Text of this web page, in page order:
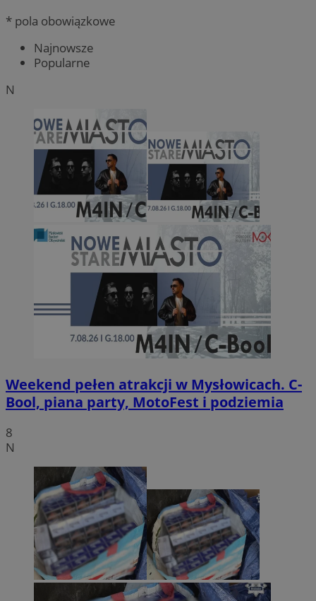
* pola obowiązkowe
Najnowsze
Popularne
N
Weekend pełen atrakcji w Mysłowicach. C-
Bool, piana party, MotoFest i podziemia
8
N